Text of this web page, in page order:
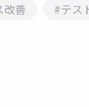
改善 #テス